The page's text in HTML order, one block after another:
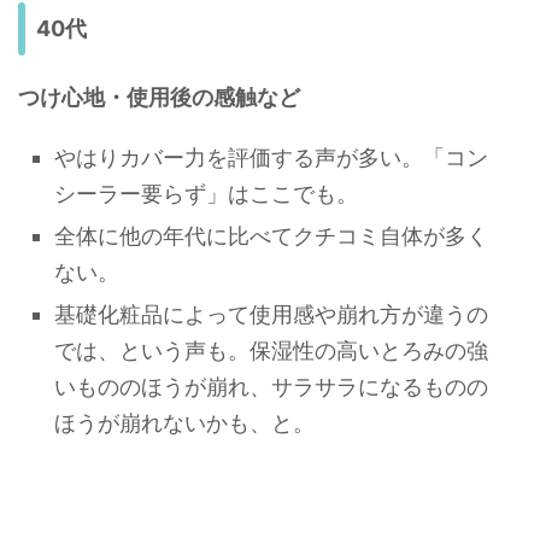
40代
つけ心地・使用後の感触など
やはりカバー力を評価する声が多い。「コン
シーラー要らず」はここでも。
全体に他の年代に比べてクチコミ自体が多く
ない。
基礎化粧品によって使用感や崩れ方が違うの
では、という声も。保湿性の高いとろみの強
いもののほうが崩れ、サラサラになるものの
ほうが崩れないかも、と。